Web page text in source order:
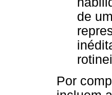
de
Por